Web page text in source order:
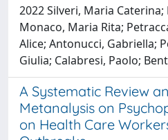
2022 Silveri, Maria Caterina;
Monaco, Maria Rita;
Alice; Antonucci, Gabriella;
Giulia; Calabresi, Paolo;
A Systematic Review
Metanalysis on
on Health Care